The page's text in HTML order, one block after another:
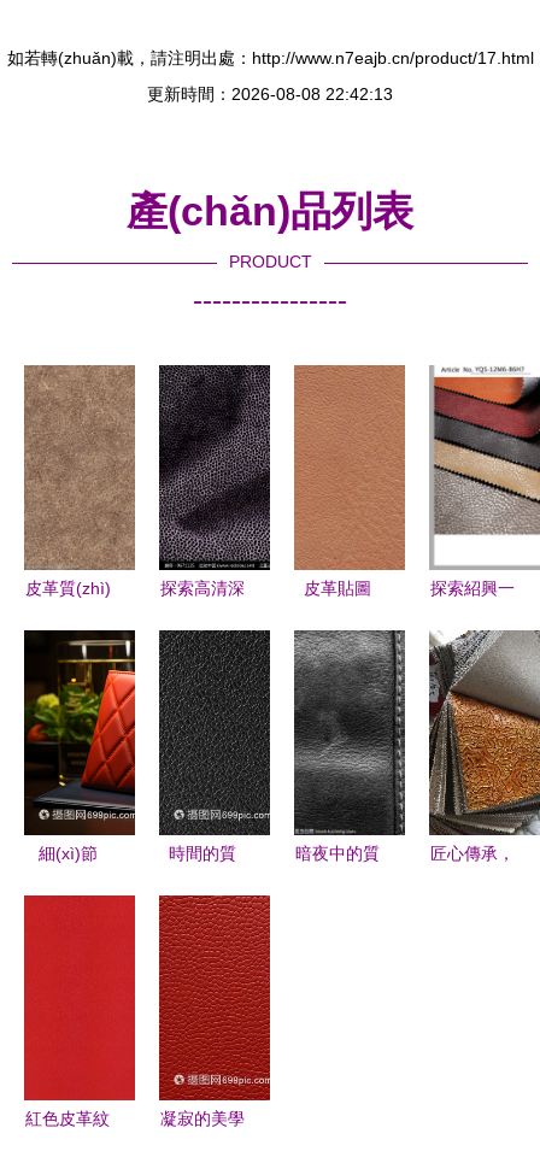
如若轉(zhuǎn)載，請注明出處：http://www.n7eajb.cn/product/17.html
更新時間：2026-08-08 22:42:13
產(chǎn)品列表
PRODUCT
----------------
皮革質(zhì)
(shù)字化
表達(dá) 解
析PS3游戲
《風(fēng)
之旅人》背
后的動態
探索高清深
理斑塊圖
紅動網
(wǎng)下載
指南與應
(yīng)用靈
感
皮革貼圖
感與工藝的
深度探索
探索紹興一
PU人造合
成革拉毛沙
發(fā)革 耐
用與美學
(xué)的完
美結(jié)合
細(xì)節
時間的質
色皮革的魅
力
暗夜中的質
匠心傳承，
紅色皮革紋
凝寂的美學